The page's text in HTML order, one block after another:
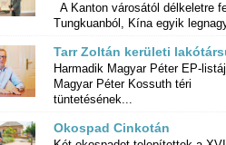
A Kanton városától délkeletre
Tungkuanból, Kína egyik
Tarr Zoltán kerületi
Harmadik Magyar Péter EP-
Magyar Péter Kossuth
tüntetésének...
Okospad Cinkotán